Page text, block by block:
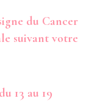
du Cancer
suivant votre
13 au 19